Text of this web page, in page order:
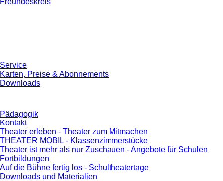
Freundeskreis
Service
Karten, Preise & Abonnements
Downloads
Pädagogik
Kontakt
Theater erleben - Theater zum Mitmachen
THEATER MOBIL - Klassenzimmerstücke
Theater ist mehr als nur Zuschauen - Angebote für Schulen
Fortbildungen
Auf die Bühne fertig los - Schultheatertage
Downloads und Materialien